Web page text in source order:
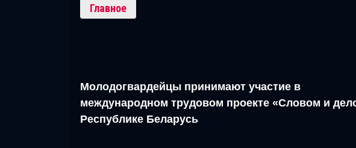
Главное
Молодогвардейцы принимают участие в
международном трудовом проекте «Словом и
Республике Беларусь